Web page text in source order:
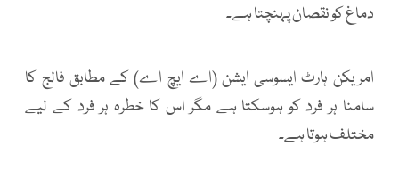
دماغ کو نقصان پہنچتا ہے۔
امریکن ہارٹ ایسوسی ایشن (اے ایچ اے) کے مطابق فالج کا
سامنا ہر فرد کو ہوسکتا ہے مگر اس کا خطرہ ہر فرد کے لیے
مختلف ہوتا ہے۔